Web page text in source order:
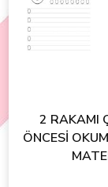
2 RAKAMI
ÖNCESİ